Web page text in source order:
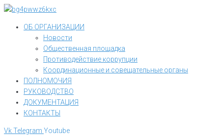
Перейти
контентуОБ ОРГАНИЗАЦИИ
Новости
Общественная площадка
Противодействие коррупции
Координационные и совещательные органы
ПОЛНОМОЧИЯ
РУКОВОДСТВО
ДОКУМЕНТАЦИЯ
КОНТАКТЫ
VkTelegram Youtube